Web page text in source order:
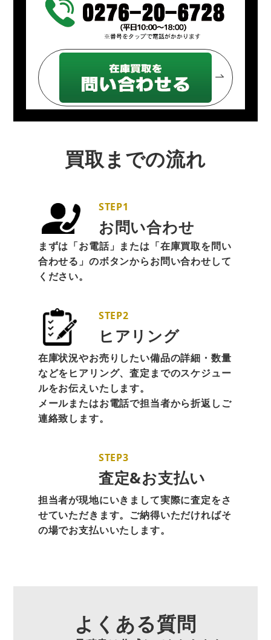
買取までの流れ
STEP1
お問い合わせ
まずは「お電話」または「在庫買取を問い
合わせる」のボタンからお問い合わせして
ください。
STEP2
ヒアリング
在庫状況やお売りしたい備品の詳細・数量
などをヒアリング、査定までのスケジュー
ルをお伝えいたします。
メールまたはお電話で担当者から折返しご
連絡致します。
STEP3
査定&お支払い
担当者が現地にいきまして実際に査定をさ
せていただきます。ご納得いただければそ
の場でお支払いいたします。
よくある質問